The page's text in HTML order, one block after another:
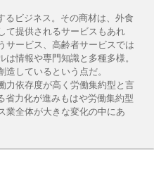
るビジネス。その商材は、外食
て提供されるサービスもあれ
サービス、高齢者サービスでは
情報や専門知識と多種多様。
しているという点だ。
力依存度が高く労働集約型と言
省力化が進みもはや労働集約型
業全体が大きな変化の中にあ